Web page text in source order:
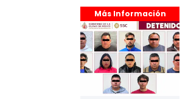
Más Información